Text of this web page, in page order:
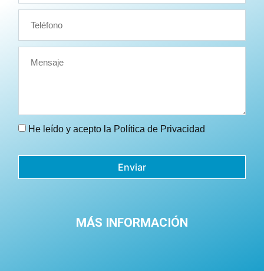
He leído y acepto la Política de Privacidad
Enviar
MÁS INFORMACIÓN